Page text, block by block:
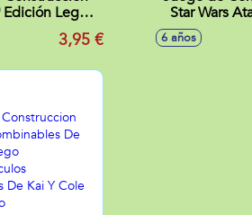
Edición Lego
3,95 €
Star Wars
Caminante
6 años